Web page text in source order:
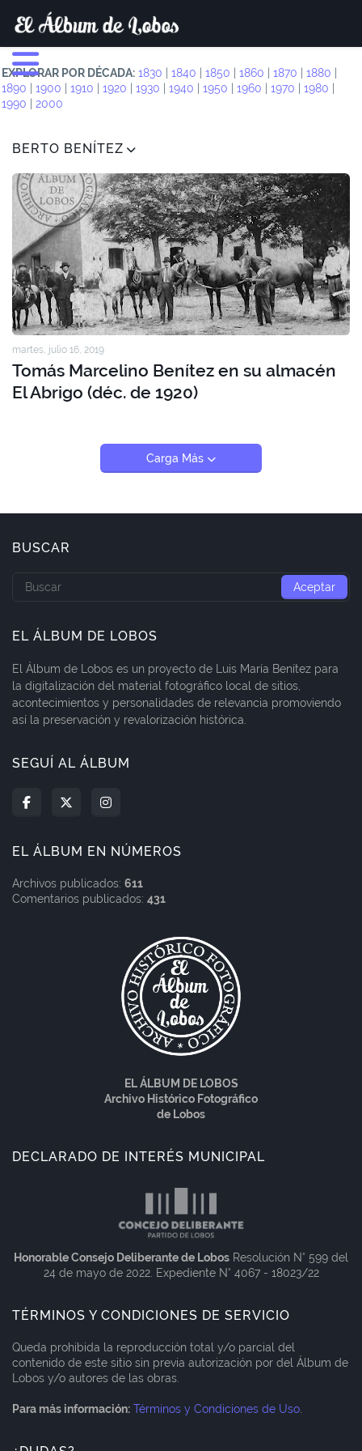
EXPLORAR POR DÉCADA: 1830 1840 1850 1860 1870 1880
1890
1900 1910 1920 1930 1940 1950 1960 1970 1980
1990
2000
BERTO BENÍTEZ
martes, julio 16, 2019
Tomás Marcelino Benítez en su almacén
El Abrigo (déc. de 1920)
Carga Más
BUSCAR
EL ÁLBUM DE LOBOS
El Álbum de Lobos es un proyecto de Luis María Benítez para
la digitalización del material fotográfico local de sitios,
acontecimientos y personalidades de relevancia promoviendo
así la preservación y revalorización histórica.
SEGUÍ AL ÁLBUM
EL ÁLBUM EN NÚMEROS
Archivos publicados: 611
Comentarios publicados: 431
EL ÁLBUM DE LOBOS
Archivo Histórico Fotográfico
de Lobos
DECLARADO DE INTERÉS MUNICIPAL
Honorable Consejo Deliberante de Lobos Resolución N° 599 del
24 de mayo de 2022. Expediente N° 4067 - 18023/22
TÉRMINOS Y CONDICIONES DE SERVICIO
Queda prohibida la reproducción total y/o parcial del
contenido de este sitio sin previa autorización por del Álbum de
Lobos y/o autores de las obras.
Para más información: Términos y Condiciones de Uso.